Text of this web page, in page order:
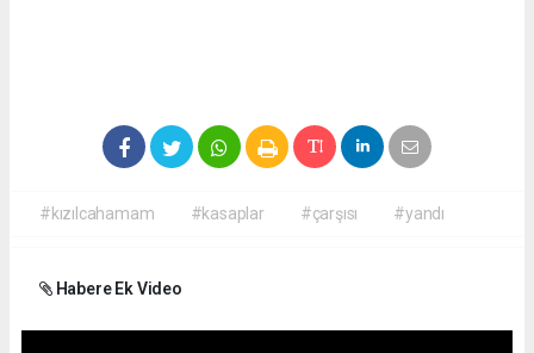
#kızılcahamam #kasaplar #çarşısı #yandı
Habere Ek Video